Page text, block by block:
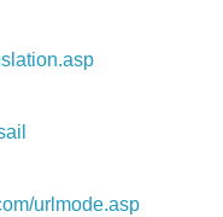
urlmode.asp